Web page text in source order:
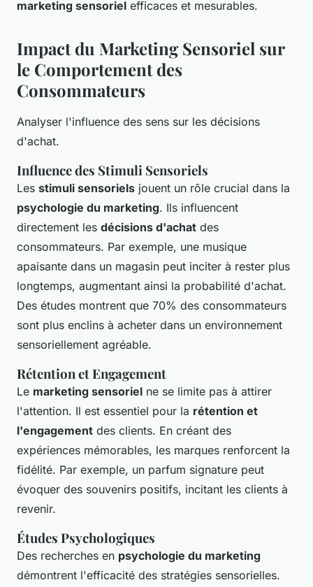
marketing sensoriel efficaces et mesurables.
Impact du Marketing Sensoriel sur
le Comportement des
Consommateurs
Analyser l'influence des sens sur les décisions
d'achat.
Influence des Stimuli Sensoriels
Les stimuli sensoriels jouent un rôle crucial dans la
psychologie du marketing. Ils influencent
directement les décisions d'achat des
consommateurs. Par exemple, une musique
apaisante dans un magasin peut inciter à rester plus
longtemps, augmentant ainsi la probabilité d'achat.
Des études montrent que 70% des consommateurs
sont plus enclins à acheter dans un environnement
sensoriellement agréable.
Rétention et Engagement
Le marketing sensoriel ne se limite pas à attirer
l'attention. Il est essentiel pour la rétention et
l'engagement des clients. En créant des
expériences mémorables, les marques renforcent la
fidélité. Par exemple, un parfum signature peut
évoquer des souvenirs positifs, incitant les clients à
revenir.
Études Psychologiques
Des recherches en psychologie du marketing
démontrent l'efficacité des stratégies sensorielles.